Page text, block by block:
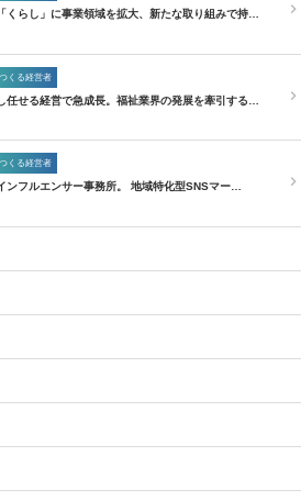
くらし」に事業領域を拡大、新たな取り組みで持…
くる経営者
任せる経営で急成長。福祉業界の発展を牽引する…
くる経営者
ンフルエンサー事務所。 地域特化型SNSマー…